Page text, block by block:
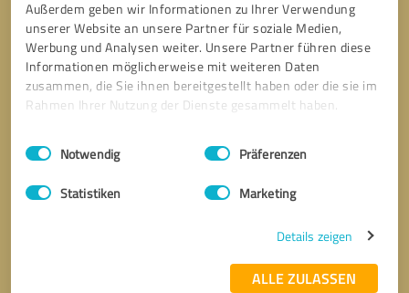
Außerdem geben wir Informationen zu Ihrer Verwendung
unserer Website an unsere Partner für soziale Medien,
Werbung und Analysen weiter. Unsere Partner führen diese
Informationen möglicherweise mit weiteren Daten
zusammen, die Sie ihnen bereitgestellt haben oder die sie im
Rahmen Ihrer Nutzung der Dienste gesammelt haben.
Impressum Datenschutzbestimmungen
Einwilligungsauswahl
Notwendig Präferenzen
Statistiken Marketing
Details zeigen
ALLE ZULASSEN